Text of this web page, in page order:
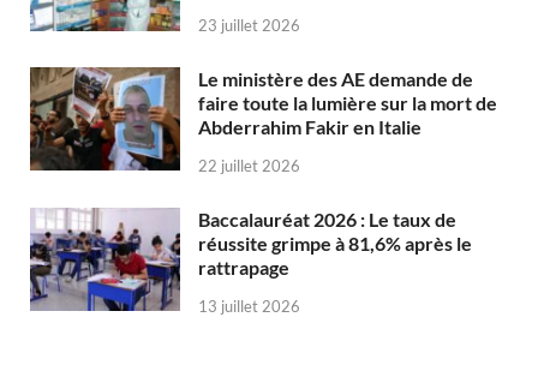
23 juillet 2026
Le ministère des AE demande de
faire toute la lumière sur la mort de
Abderrahim Fakir en Italie
22 juillet 2026
Baccalauréat 2026 : Le taux de
réussite grimpe à 81,6% après le
rattrapage
13 juillet 2026